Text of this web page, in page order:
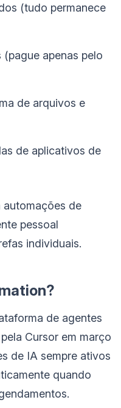
(tudo permanece
(pague apenas pelo
de arquivos e
de aplicativos de
automações de
pessoal
individuais.
de agentes
Cursor em março
de IA sempre ativos
quando